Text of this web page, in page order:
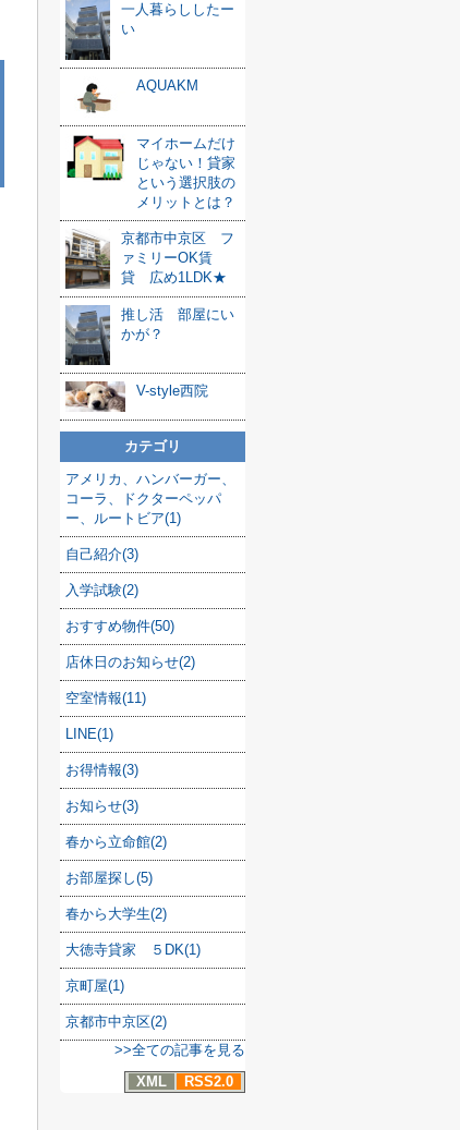
一人暮らししたー
い
AQUAKM
マイホームだけ
じゃない！貸家
という選択肢の
メリットとは？
京都市中京区 フ
ァミリーOK賃
貸 広め1LDK★
推し活 部屋にい
かが？
V-style西院
カテゴリ
アメリカ、ハンバーガー、
コーラ、ドクターペッパ
ー、ルートビア(1)
自己紹介(3)
入学試験(2)
おすすめ物件(50)
店休日のお知らせ(2)
空室情報(11)
LINE(1)
お得情報(3)
お知らせ(3)
春から立命館(2)
お部屋探し(5)
春から大学生(2)
大徳寺貸家 ５DK(1)
京町屋(1)
京都市中京区(2)
>>全ての記事を見る
XML
RSS2.0